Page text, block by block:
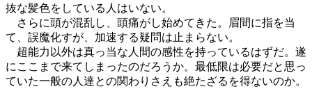
抜な髪色をしている人はいない。
さらに頭が混乱し、頭痛がし始めてきた。眉間に指を当
て、誤魔化すが、加速する疑問は止まらない。
超能力以外は真っ当な人間の感性を持っているはずだ。遂
にここまで来てしまったのだろうか。最低限は必要だと思っ
ていた一般の人達との関わりさえも絶たざるを得ないのか。